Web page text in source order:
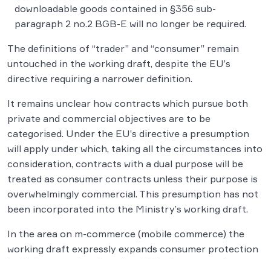
downloadable goods contained in §356 sub-
paragraph 2 no.2 BGB-E will no longer be required.
The definitions of “trader” and “consumer” remain
untouched in the working draft, despite the EU’s
directive requiring a narrower definition.
It remains unclear how contracts which pursue both
private and commercial objectives are to be
categorised. Under the EU’s directive a presumption
will apply under which, taking all the circumstances into
consideration, contracts with a dual purpose will be
treated as consumer contracts unless their purpose is
overwhelmingly commercial. This presumption has not
been incorporated into the Ministry’s working draft.
In the area on m-commerce (mobile commerce) the
working draft expressly expands consumer protection